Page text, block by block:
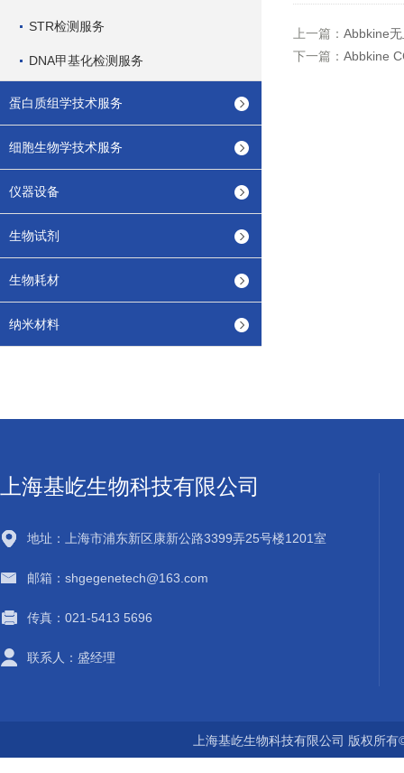
STR检测服务
DNA甲基化检测服务
蛋白质组学技术服务
细胞生物学技术服务
仪器设备
生物试剂
生物耗材
纳米材料
上一篇： Abbkine
下一篇： Abbkine
上海基屹生物科技有限公司
地址：上海市浦东新区康新公路3399弄25号楼1201室
邮箱：shgegenetech@163.com
传真：021-5413 5696
联系人：盛经理
上海基屹生物科技有限公司 版权所